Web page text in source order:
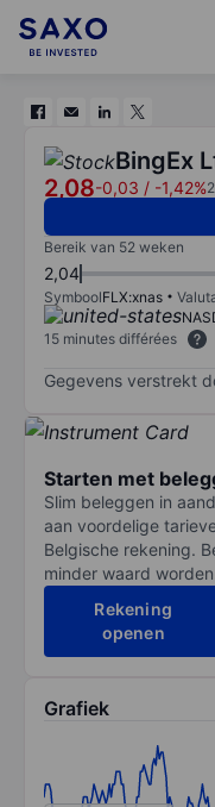
BingEx
2,08-0,03 / -1,42%
Bereik van 52 weken
2,04
SymboolFLX:xnas
15 minutes différées
Gegevens verstrekt
Starten met
Slim beleggen in
aan voordelige
Belgische rekening.
minder waard
Rekening
openen
Grafiek
Line chart with